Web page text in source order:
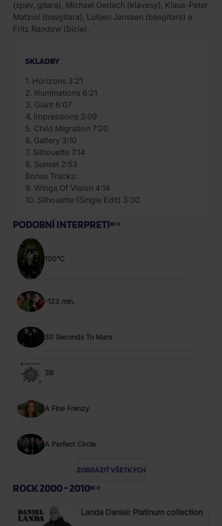
(spev, gitara), Michael Gerlach (klávesy), Klaus-Peter
Matziol (basgitara), Luitjen Janssen (basgitara) a
Fritz Randow (bicie).
SKLADBY
1. Horizons 3:21
2. Illuminations 6:21
3. Giant 6:07
4. Impressions 3:09
5. Child Migration 7:20
6. Gallery 3:10
7. Silhouette 7:14
8. Sunset 2:53
Bonus Tracks:
9. Wings Of Vision 4:14
10. Silhouette (Single Edit) 3:30
PODOBNÍ INTERPRETI
100°C
-123 min.
30 Seconds To Mars
3B
A Fine Frenzy
A Perfect Circle
ZOBRAZIŤ VŠETKÝCH
ROCK 2000 - 2010
Landa Daniel: Platinum collection